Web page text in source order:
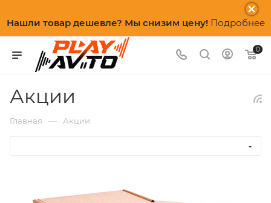
Нашли товар дешевле? Мы снизим цену! Подробнее
0
Акции
Главная — Акции